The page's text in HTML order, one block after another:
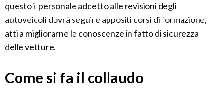
questo il personale addetto alle revisioni degli
autoveicoli dovrà seguire appositi corsi di formazione,
atti a migliorarne le conoscenze in fatto di sicurezza
delle vetture.
Come si fa il collaudo